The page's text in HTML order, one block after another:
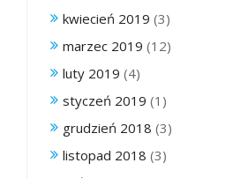
kwiecień 2019 (3)
marzec 2019 (12)
luty 2019 (4)
styczeń 2019 (1)
grudzień 2018 (3)
listopad 2018 (3)